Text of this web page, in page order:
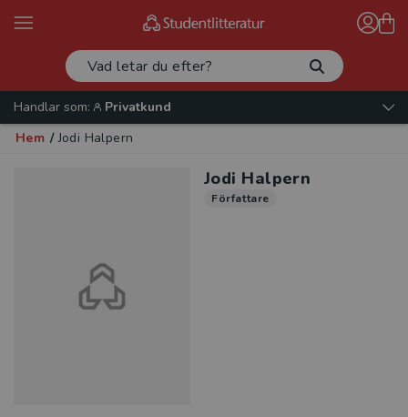
Handlar som:
Privatkund
Hem / Jodi Halpern
Jodi Halpern
Författare